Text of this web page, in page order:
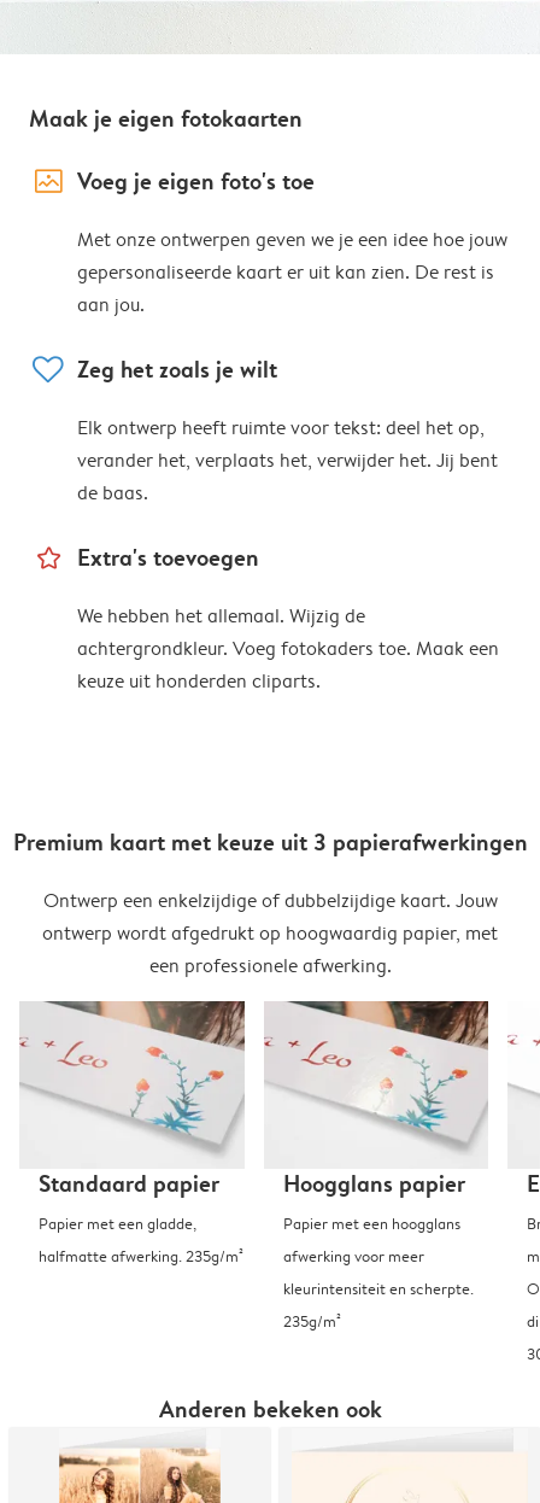
Maak je eigen fotokaarten
image_placeholder Voeg je eigen foto's toe
Met onze ontwerpen geven we je een idee hoe jouw
gepersonaliseerde kaart er uit kan zien. De rest is
aan jou.
heart Zeg het zoals je wilt
Elk ontwerp heeft ruimte voor tekst: deel het op,
verander het, verplaats het, verwijder het. Jij bent
de baas.
star_outline Extra's toevoegen
We hebben het allemaal. Wijzig de
achtergrondkleur. Voeg fotokaders toe. Maak een
keuze uit honderden cliparts.
Premium kaart met keuze uit 3 papierafwerkingen
Ontwerp een enkelzijdige of dubbelzijdige kaart. Jouw
ontwerp wordt afgedrukt op hoogwaardig papier, met
een professionele afwerking.
Standaard papier
Papier met een gladde,
halfmatte afwerking. 235g/m²
Hoogglans papier
Papier met een hoogglans
afwerking voor meer
kleurintensiteit en scherpte.
235g/m²
Anderen bekeken ook